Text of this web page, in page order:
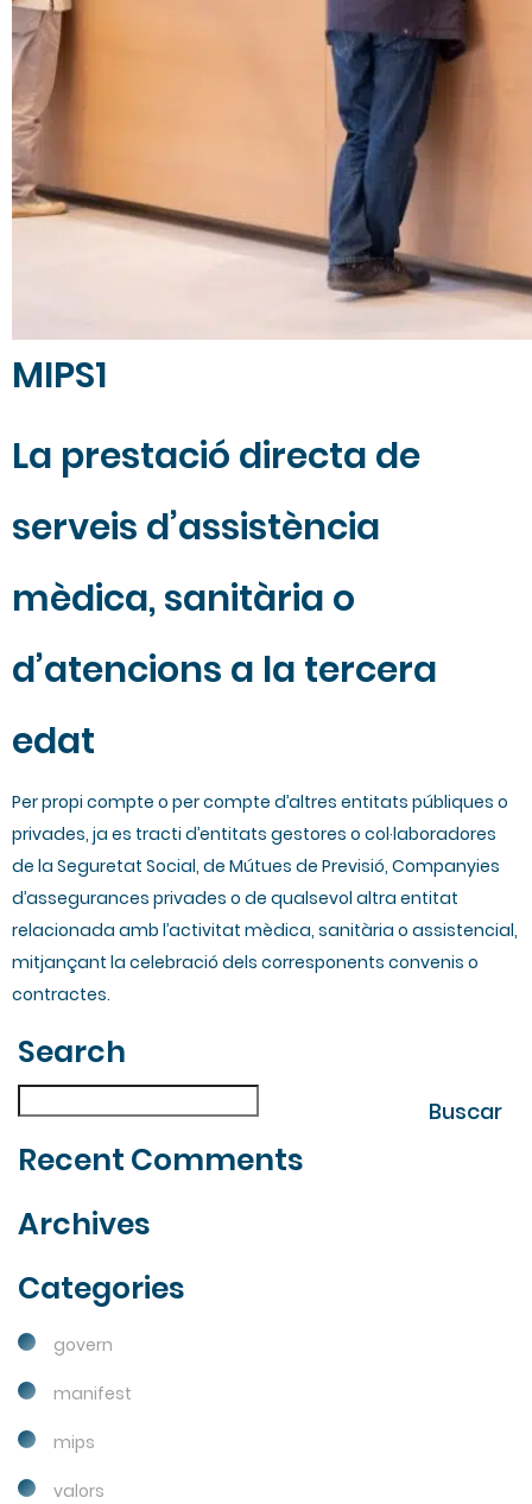
MIPS1
La prestació directa de
serveis d’assistència
mèdica, sanitària o
d’atencions a la tercera
edat
Per propi compte o per compte d’altres entitats públiques o
privades, ja es tracti d’entitats gestores o col·laboradores
de la Seguretat Social, de Mútues de Previsió, Companyies
d’assegurances privades o de qualsevol altra entitat
relacionada amb l’activitat mèdica, sanitària o assistencial,
mitjançant la celebració dels corresponents convenis o
contractes.
Search
Buscar
Buscar
Recent Comments
Archives
Categories
govern
manifest
mips
valors